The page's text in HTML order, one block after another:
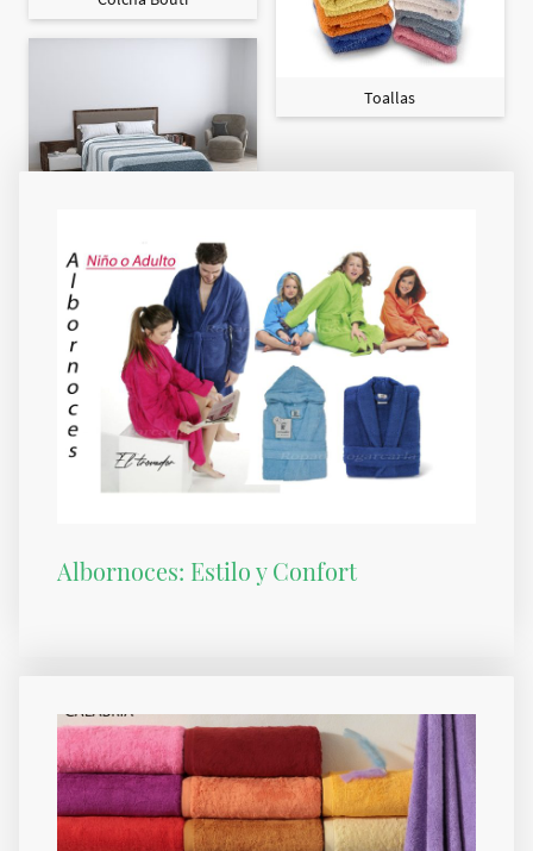
Colcha Maxi
Toallas
Albornoces: Estilo y Confort